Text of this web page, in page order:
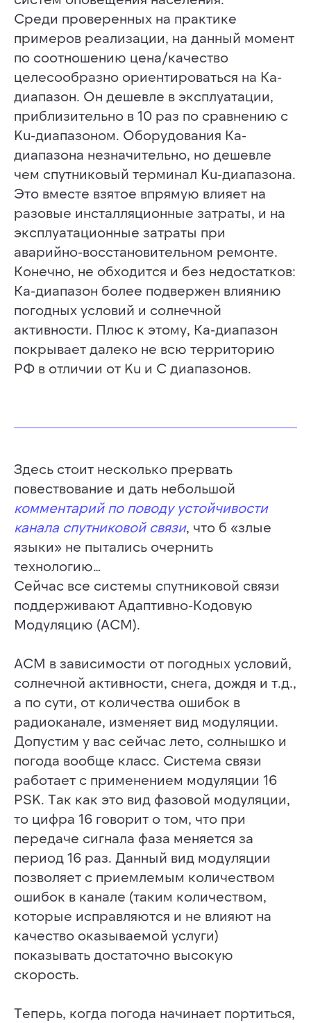
Среди проверенных на практике
примеров реализации, на данный момент
по соотношению цена/качество
целесообразно ориентироваться на Ка-
диапазон. Он дешевле в эксплуатации,
приблизительно в 10 раз по сравнению с
Ku-диапазоном. Оборудования Ка-
диапазона незначительно, но дешевле
чем спутниковый терминал Ku-диапазона.
Это вместе взятое впрямую влияет на
разовые инсталляционные затраты, и на
эксплуатационные затраты при
аварийно-восстановительном ремонте.
Конечно, не обходится и без недостатков:
Ка-диапазон более подвержен влиянию
погодных условий и солнечной
активности. Плюс к этому, Ка-диапазон
покрывает далеко не всю территорию
РФ в отличии от Ku и C диапазонов.
Здесь стоит несколько прервать
повествование и дать небольшой
комментарий по поводу устойчивости
канала спутниковой связи, что б «злые
языки» не пытались очернить
технологию…
Сейчас все системы спутниковой связи
поддерживают Адаптивно-Кодовую
Модуляцию (ACM).
ACM в зависимости от погодных условий,
солнечной активности, снега, дождя и т.д.,
а по сути, от количества ошибок в
радиоканале, изменяет вид модуляции.
Допустим у вас сейчас лето, солнышко и
погода вообще класс. Система связи
работает с применением модуляции 16
PSK. Так как это вид фазовой модуляции,
то цифра 16 говорит о том, что при
передаче сигнала фаза меняется за
период 16 раз. Данный вид модуляции
позволяет с приемлемым количеством
ошибок в канале (таким количеством,
которые исправляются и не влияют на
качество оказываемой услуги)
показывать достаточно высокую
скорость.
Теперь, когда погода начинает портиться,